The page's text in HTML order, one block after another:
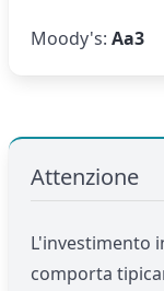
Moody's: Aa3
Attenzione
L'investimento
comporta